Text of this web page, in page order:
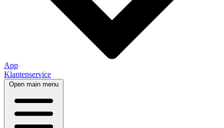
App
Klantenservice
Open main menu